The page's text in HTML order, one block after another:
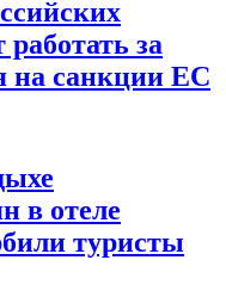
за
на санкции ЕС
в отеле
туристы